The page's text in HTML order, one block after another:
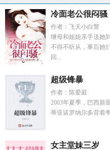
冷面老公很闷骚
作者：飞天小白警
继母和姐姐亲手送她
不得不听从，事后她
回...
超级锋暴
作者：陈爱庭
2003年夏季，巴西新
蒂亚诺罗纳尔多背着
女主堂妹三岁